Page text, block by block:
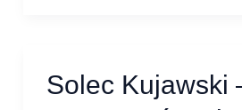
Męczennika
Solec Kujawski
Solec